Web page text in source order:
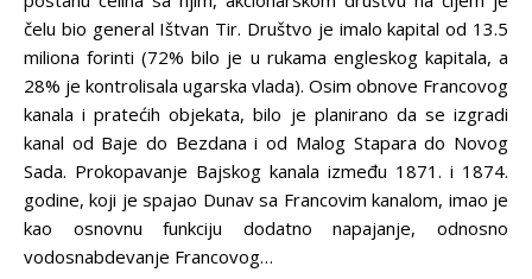
čelu bio general Ištvan Tir. Društvo je imalo kapital od 13.5
miliona forinti (72% bilo je u rukama engleskog kapitala, a
28% je kontrolisala ugarska vlada). Osim obnove Francovog
kanala i pratećih objekata, bilo je planirano da se izgradi
kanal od Baje do Bezdana i od Malog Stapara do Novog
Sada. Prokopavanje Bajskog kanala između 1871. i 1874.
godine, koji je spajao Dunav sa Francovim kanalom, imao je
kao osnovnu funkciju dodatno napajanje, odnosno
vodosnabdevanje Francovog…